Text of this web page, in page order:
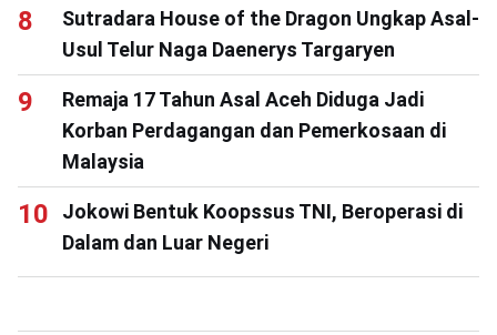
Sutradara House of the Dragon Ungkap Asal-
Usul Telur Naga Daenerys Targaryen
Remaja 17 Tahun Asal Aceh Diduga Jadi
Korban Perdagangan dan Pemerkosaan di
Malaysia
Jokowi Bentuk Koopssus TNI, Beroperasi di
Dalam dan Luar Negeri